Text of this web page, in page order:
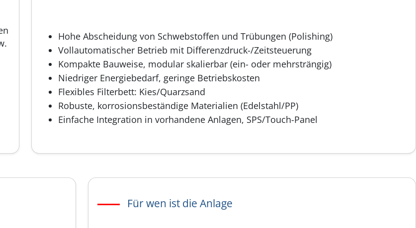
Hohe Abscheidung von Schwebstoffen und Trübungen (Polishing)
Vollautomatischer Betrieb mit Differenzdruck-/Zeitsteuerung
Kompakte Bauweise, modular skalierbar (ein- oder mehrsträngig)
Niedriger Energiebedarf, geringe Betriebskosten
Flexibles Filterbett: Kies/Quarzsand
Robuste, korrosionsbeständige Materialien (Edelstahl/PP)
Einfache Integration in vorhandene Anlagen, SPS/Touch-Panel
Für wen ist die Anlage